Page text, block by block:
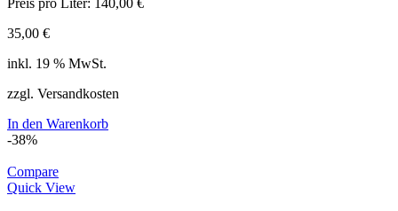
35,00 €
inkl. 19 % MwSt.
zzgl. Versandkosten
In den Warenkorb
-38%
Compare
Quick View